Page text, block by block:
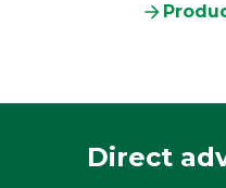
Direct